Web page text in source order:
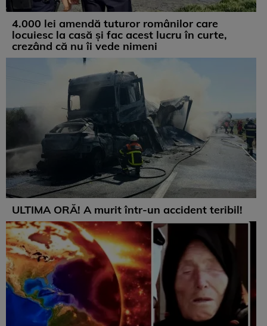
4.000 lei amendă tuturor românilor care
locuiesc la casă și fac acest lucru în curte,
crezând că nu îi vede nimeni
ULTIMA ORĂ! A murit într-un accident teribil!